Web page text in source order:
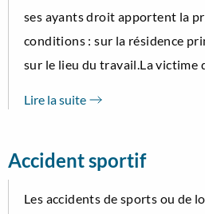
ses ayants droit apportent la
conditions : sur la résidence
sur le lieu du travail.La victime
Lire la suite
Accident sportif
Les accidents de sports ou de